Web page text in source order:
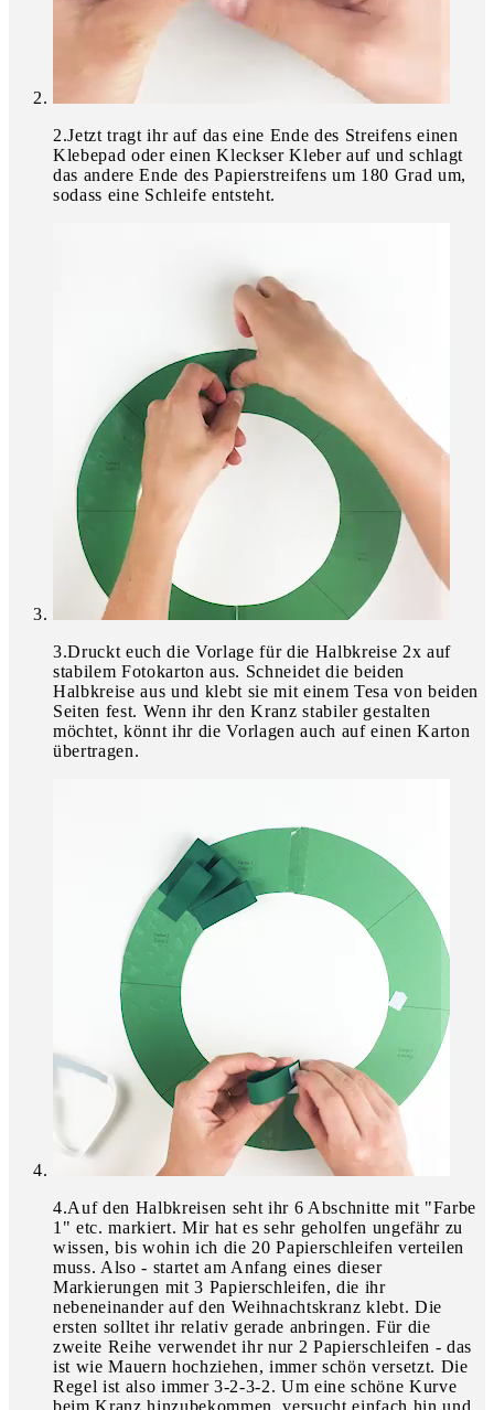
2.Jetzt tragt ihr auf das eine Ende des Streifens einen
Klebepad oder einen Kleckser Kleber auf und schlagt
das andere Ende des Papierstreifens um 180 Grad um,
sodass eine Schleife entsteht.
3.Druckt euch die Vorlage für die Halbkreise 2x auf
stabilem Fotokarton aus. Schneidet die beiden
Halbkreise aus und klebt sie mit einem Tesa von beiden
Seiten fest. Wenn ihr den Kranz stabiler gestalten
möchtet, könnt ihr die Vorlagen auch auf einen Karton
übertragen.
4.Auf den Halbkreisen seht ihr 6 Abschnitte mit "Farbe
1" etc. markiert. Mir hat es sehr geholfen ungefähr zu
wissen, bis wohin ich die 20 Papierschleifen verteilen
muss. Also - startet am Anfang eines dieser
Markierungen mit 3 Papierschleifen, die ihr
nebeneinander auf den Weihnachtskranz klebt. Die
ersten solltet ihr relativ gerade anbringen. Für die
zweite Reihe verwendet ihr nur 2 Papierschleifen - das
ist wie Mauern hochziehen, immer schön versetzt. Die
Regel ist also immer 3-2-3-2. Um eine schöne Kurve
beim Kranz hinzubekommen, versucht einfach hin und